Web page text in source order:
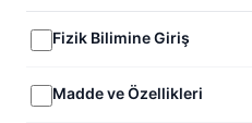
Fizik Bilimine Giriş
Madde ve Özellikleri